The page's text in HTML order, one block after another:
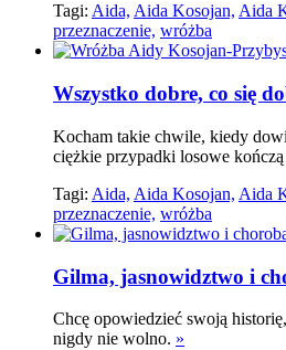
Tagi: Aida, Aida Kosojan, Aida
przeznaczenie, wróżba
Wszystko dobre, co się
Kocham takie chwile, kiedy
ciężkie przypadki losowe kończą
Tagi: Aida, Aida Kosojan, Aida
przeznaczenie, wróżba
Gilma, jasnowidztwo i
Chcę opowiedzieć swoją
nigdy nie wolno. »